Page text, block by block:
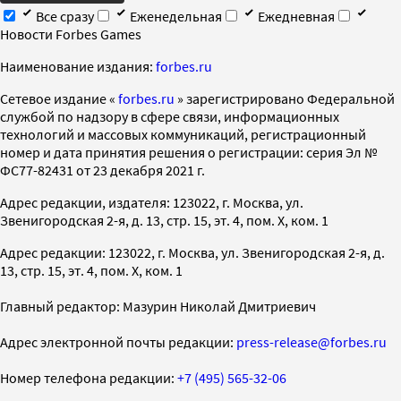
Все сразу Еженедельная
Ежедневная
Новости Forbes Games
Наименование издания: forbes.ru
Cетевое издание « forbes.ru » зарегистрировано Федеральной
службой по надзору в сфере связи, информационных
технологий и массовых коммуникаций, регистрационный
номер и дата принятия решения о регистрации: серия Эл №
ФС77-82431 от 23 декабря 2021 г.
Адрес редакции, издателя: 123022, г. Москва, ул.
Звенигородская 2-я, д. 13, стр. 15, эт. 4, пом. X, ком. 1
Адрес редакции: 123022, г. Москва, ул. Звенигородская 2-я, д.
13, стр. 15, эт. 4, пом. X, ком. 1
Главный редактор: Мазурин Николай Дмитриевич
Адрес электронной почты редакции: press-release@forbes.ru
Номер телефона редакции: +7 (495) 565-32-06